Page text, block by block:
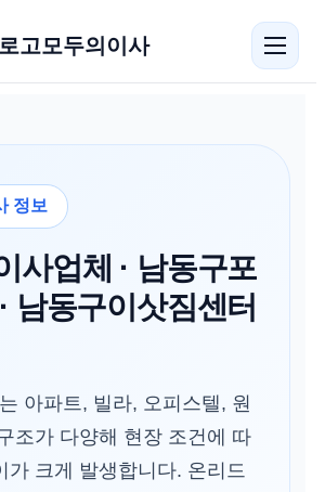
모두의이사
정보
사업체 · 남동구포
남동구이삿짐센터
아파트, 빌라, 오피스텔, 원
조가 다양해 현장 조건에 따
가 크게 발생합니다. 온리드